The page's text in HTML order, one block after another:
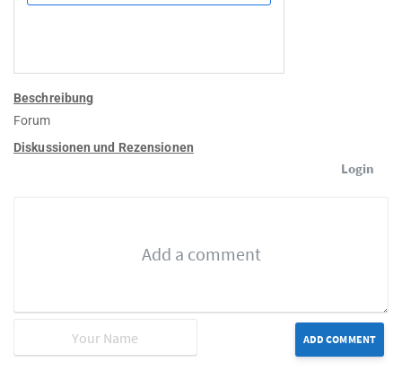
Beschreibung
Forum
Diskussionen und Rezensionen
Login
ADD COMMENT